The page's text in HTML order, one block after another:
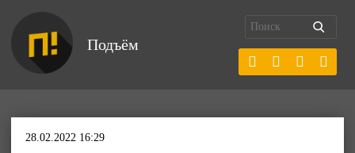
Подъём
28.02.2022 16:29